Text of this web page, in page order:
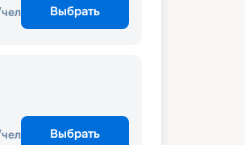
Выбрать
Выбрать